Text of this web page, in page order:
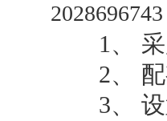
1、 采
2、 配
3、 设